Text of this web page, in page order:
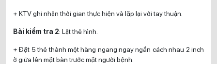
+ KTV ghi nhận thời gian thực hiện và lặp lại với tay thuận.
Bài kiểm tra 2: Lật thẻ hình.
+ Đặt 5 thẻ thành một hàng ngang ngay ngắn cách nhau 2 inch
ở giữa lên mặt bàn trước mặt người bệnh.